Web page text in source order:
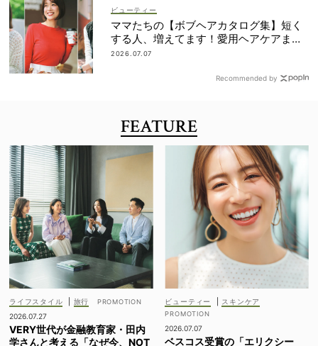
ビューティー
ママたちの【ボブヘアカタログ集】短く
する人、増えてます！愛用ヘアケアまで
全部見せ
2026.07.07
Recommended by
FEATURE
ライフスタイル
旅行
2026.07.27
VERY世代が金融教育家・田内
学さんと考える「なぜ今、NOT
ビューティー スキンケア
2026.07.07
ベスコス受賞の「エリクシー